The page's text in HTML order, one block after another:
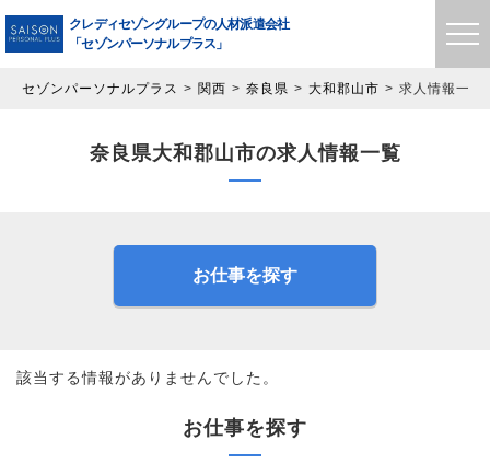
クレディセゾングループの人材派遣会社
「セゾンパーソナルプラス」
セゾンパーソナルプラス 関西 奈良県 大和郡山市 求人情報一覧
奈良県大和郡山市の求人情報一覧
お仕事を探す
該当する情報がありませんでした。
お仕事を探す